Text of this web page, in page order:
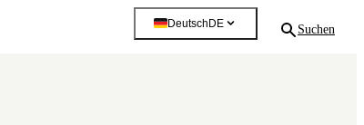
Deutsch DE Suchen